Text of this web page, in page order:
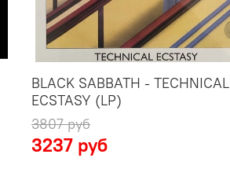
BLACK SABBATH - TECHNICAL
ECSTASY (LP)
3807 руб
3237 руб